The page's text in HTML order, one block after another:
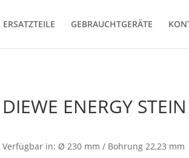
ERSATZTEILE GEBRAUCHTGERÄTE
DIEWE ENERGY
Verfügbar in: Ø 230 mm / Bohrung 22,23 mm